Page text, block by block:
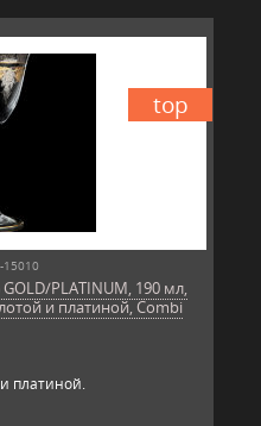
top
15010
PLATINUM, 190 мл,
и платиной, Combi
платиной.